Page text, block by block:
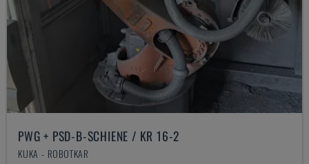
PWG + PSD-B-SCHIENE / KR 16-2
KUKA - ROBOTKAR